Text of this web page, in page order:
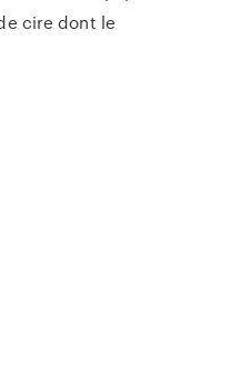
cire dont le